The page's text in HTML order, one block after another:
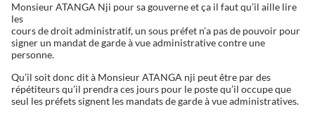
Monsieur ATANGA Nji pour sa gouverne et ça il faut qu’il aille lire
les
cours de droit administratif, un sous préfet n’a pas de pouvoir pour
signer un mandat de garde à vue administrative contre une
personne.
Qu’il soit donc dit à Monsieur ATANGA nji peut être par des
répétiteurs qu’il prendra ces jours pour le poste qu’il occupe que
seul les préfets signent les mandats de garde à vue administratives.